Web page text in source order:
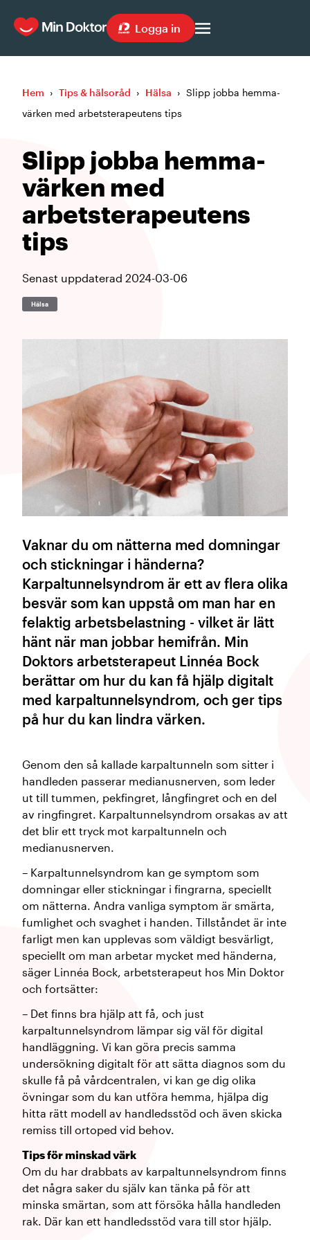
Logga in
Hem › Tips & hälsoråd › Hälsa › Slipp jobba hemma-
värken med arbetsterapeutens tips
Slipp jobba hemma-
värken med
arbetsterapeutens
tips
Senast uppdaterad 2024-03-06
Hälsa
Vaknar du om nätterna med domningar
och stickningar i händerna?
Karpaltunnelsyndrom är ett av flera olika
besvär som kan uppstå om man har en
felaktig arbetsbelastning - vilket är lätt
hänt när man jobbar hemifrån. Min
Doktors arbetsterapeut Linnéa Bock
berättar om hur du kan få hjälp digitalt
med karpaltunnelsyndrom, och ger tips
på hur du kan lindra värken.
Genom den så kallade karpaltunneln som sitter i
handleden passerar medianusnerven, som leder
ut till tummen, pekfingret, långfingret och en del
av ringfingret. Karpaltunnelsyndrom orsakas av att
det blir ett tryck mot karpaltunneln och
medianusnerven.
– Karpaltunnelsyndrom kan ge symptom som
domningar eller stickningar i fingrarna, speciellt
om nätterna. Andra vanliga symptom är smärta,
fumlighet och svaghet i handen. Tillståndet är inte
farligt men kan upplevas som väldigt besvärligt,
speciellt om man arbetar mycket med händerna,
säger Linnéa Bock, arbetsterapeut hos Min Doktor
och fortsätter:
– Det finns bra hjälp att få, och just
karpaltunnelsyndrom lämpar sig väl för digital
handläggning. Vi kan göra precis samma
undersökning digitalt för att sätta diagnos som du
skulle få på vårdcentralen, vi kan ge dig olika
övningar som du kan utföra hemma, hjälpa dig
hitta rätt modell av handledsstöd och även skicka
remiss till ortoped vid behov.
Tips för minskad värk
Om du har drabbats av karpaltunnelsyndrom finns
det några saker du själv kan tänka på för att
minska smärtan, som att försöka hålla handleden
rak. Där kan ett handledsstöd vara till stor hjälp.